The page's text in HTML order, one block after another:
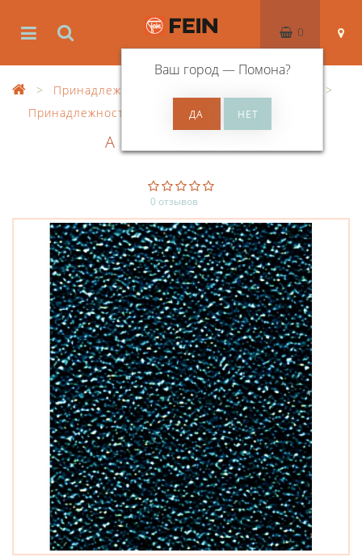
Ваш город — Помона?
0
Принадлежности
Принадлежности, расходный материал
АБРАЗИВЫ Z
0 отзывов